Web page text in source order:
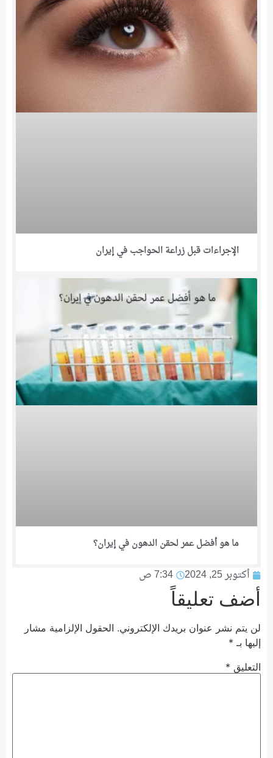
الإجراءات قبل زراعة الحواجب في إيران
ما هو أفضل عمر لحقن الدهون في إيران؟
أكتوبر 25, 2024 7:34 ص
أضف تعليقاً
لن يتم نشر عنوان بريدك الإلكتروني. الحقول الإلزامية مشار
إليها بـ *
التعليق *